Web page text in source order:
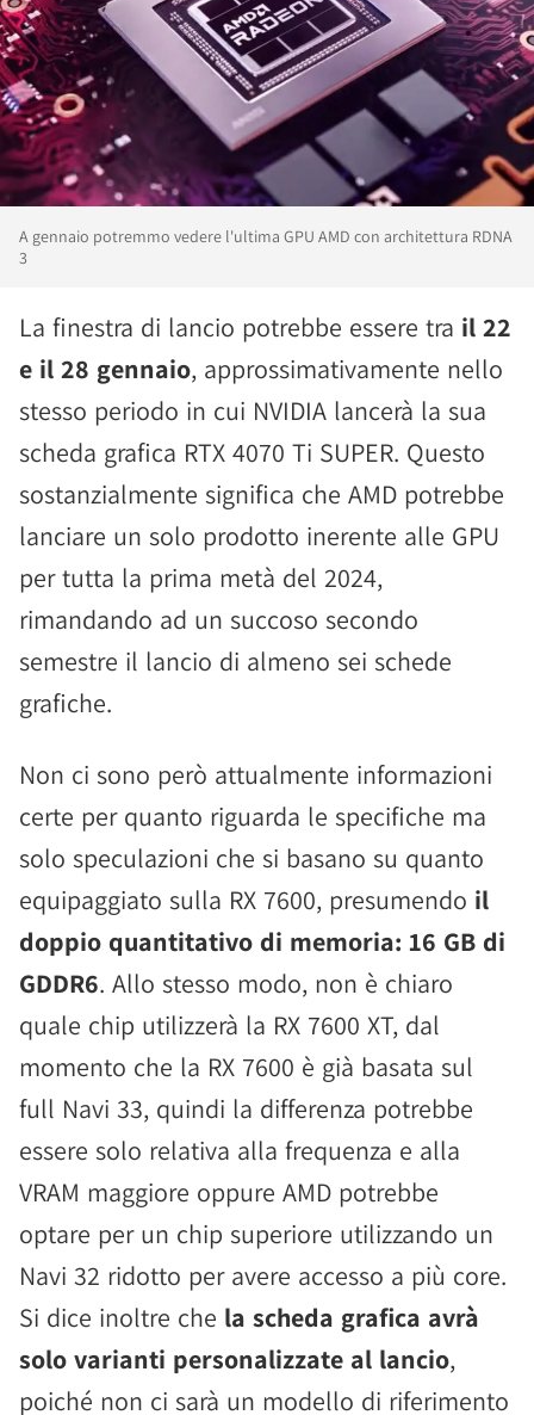
A gennaio potremmo vedere l'ultima GPU AMD con architettura RDNA
3
La finestra di lancio potrebbe essere tra il 22
e il 28 gennaio, approssimativamente nello
stesso periodo in cui NVIDIA lancerà la sua
scheda grafica RTX 4070 Ti SUPER. Questo
sostanzialmente significa che AMD potrebbe
lanciare un solo prodotto inerente alle GPU
per tutta la prima metà del 2024,
rimandando ad un succoso secondo
semestre il lancio di almeno sei schede
grafiche.
Non ci sono però attualmente informazioni
certe per quanto riguarda le specifiche ma
solo speculazioni che si basano su quanto
equipaggiato sulla RX 7600, presumendo il
doppio quantitativo di memoria: 16 GB di
GDDR6. Allo stesso modo, non è chiaro
quale chip utilizzerà la RX 7600 XT, dal
momento che la RX 7600 è già basata sul
full Navi 33, quindi la differenza potrebbe
essere solo relativa alla frequenza e alla
VRAM maggiore oppure AMD potrebbe
optare per un chip superiore utilizzando un
Navi 32 ridotto per avere accesso a più core.
Si dice inoltre che la scheda grafica avrà
solo varianti personalizzate al lancio,
poiché non ci sarà un modello di riferimento